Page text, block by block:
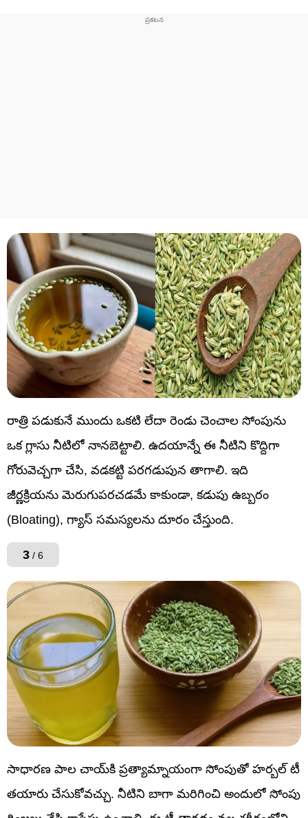
రాత్రి పడుకునే ముందు ఒకటి లేదా రెండు చెంచాల సోంపును
ఒక గ్లాసు నీటిలో నానబెట్టాలి. ఉదయాన్నే ఈ నీటిని కొద్దిగా
గోరువెచ్చగా చేసి, వడకట్టి పరగడుపున తాగాలి. ఇది
జీర్ణక్రియను మెరుగుపరచడమే కాకుండా, కడుపు ఉబ్బరం
(Bloating), గ్యాస్ సమస్యలను దూరం చేస్తుంది.
3 / 6
సాధారణ పాల చాయ్‌కి ప్రత్యామ్నాయంగా సోంపుతో హర్బల్ టీ
తయారు చేసుకోవచ్చు. నీటిని బాగా మరిగించి అందులో సోంపు